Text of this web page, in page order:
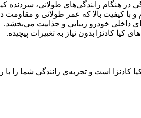
هنگام رانندگی‌های طولانی، سردنده
و با کیفیت بالا که عمر طولانی و
داخلی خودرو زیبایی و جذابیت می‌بخشد.
کادنزا بدون نیاز به تغییرات پیچیده.
است و تجربه‌ی رانندگی شما را با